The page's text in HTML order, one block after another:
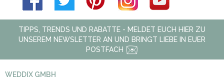
TIPPS, TRENDS UND RABATTE - MELDET EUCH HIER ZU
UNSEREM NEWSLETTER AN UND BRINGT LIEBE IN EUER
POSTFACH
WEDDIX GMBH